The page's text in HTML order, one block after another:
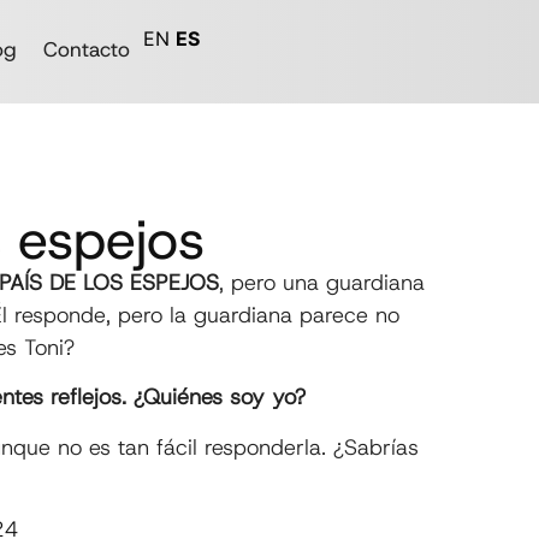
Contacto EN ES
PAÍS DE LOS ESPEJOS, pero una guardiana
pero la guardiana parece no
Toni?
reflejos. ¿Quiénes soy yo?
no es tan fácil responderla. ¿Sabrías